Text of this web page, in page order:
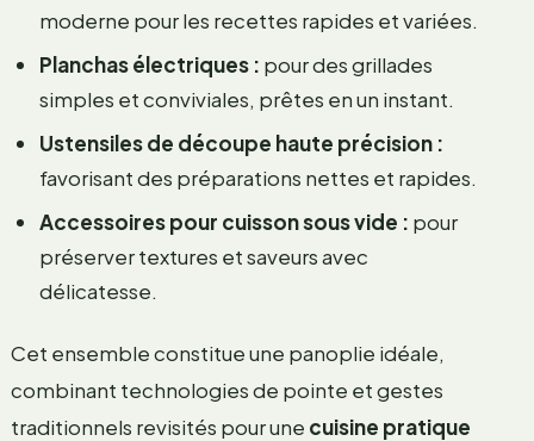
moderne pour les recettes rapides et variées.
Planchas électriques : pour des grillades
simples et conviviales, prêtes en un instant.
Ustensiles de découpe haute précision :
favorisant des préparations nettes et rapides.
Accessoires pour cuisson sous vide : pour
préserver textures et saveurs avec
délicatesse.
Cet ensemble constitue une panoplie idéale,
combinant technologies de pointe et gestes
traditionnels revisités pour une cuisine pratique